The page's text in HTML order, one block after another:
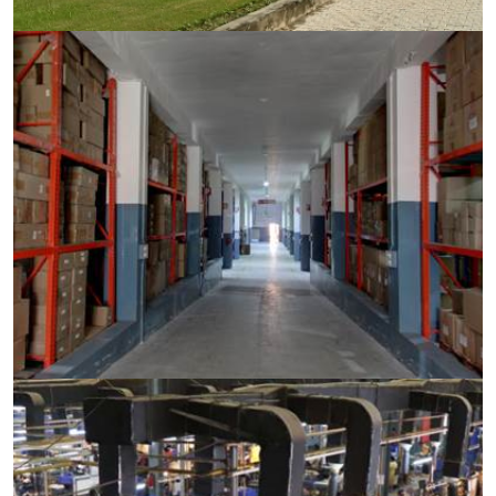
Колбы для определения йодного числа
Колбы испарительные
Колбы качалочные, культуральные, Эрленмейера,
Фернбаха, Томсона
Колбы круглодонные
Колбы круглые плоскодонные
Колбы Кьельдаля
Колбы мерные
Колбы мерные/ аксессуары
Колбы Энглера
Колонки хроматографические стеклянные
Колонки хроматографические стеклянные/
аксессуары
Краны химические
Ловушки химические, ловушки (бутыли) Вульфа
Муфты, переходники (адаптеры), соединительные
элементы
Ножницы, ножи, наборы для диссекции,
хирургический инструментарий
Палочки стеклянные, пластиковые